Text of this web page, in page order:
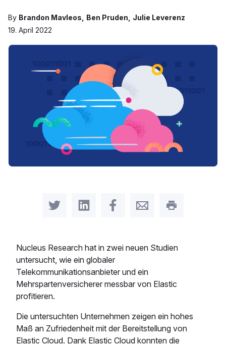
By Brandon Mavleos Ben Pruden
Julie Leverenz
19. April 2022
Share on TwitterShare on LinkedIn
Share on Facebook
Share by Email
Print this
Nucleus Research hat in zwei neuen Studien
untersucht, wie ein globaler
Telekommunikationsanbieter und ein
Mehrspartenversicherer messbar von Elastic
profitieren.
Die untersuchten Unternehmen zeigen ein hohes
Maß an Zufriedenheit mit der Bereitstellung von
Elastic Cloud. Dank Elastic Cloud konnten die